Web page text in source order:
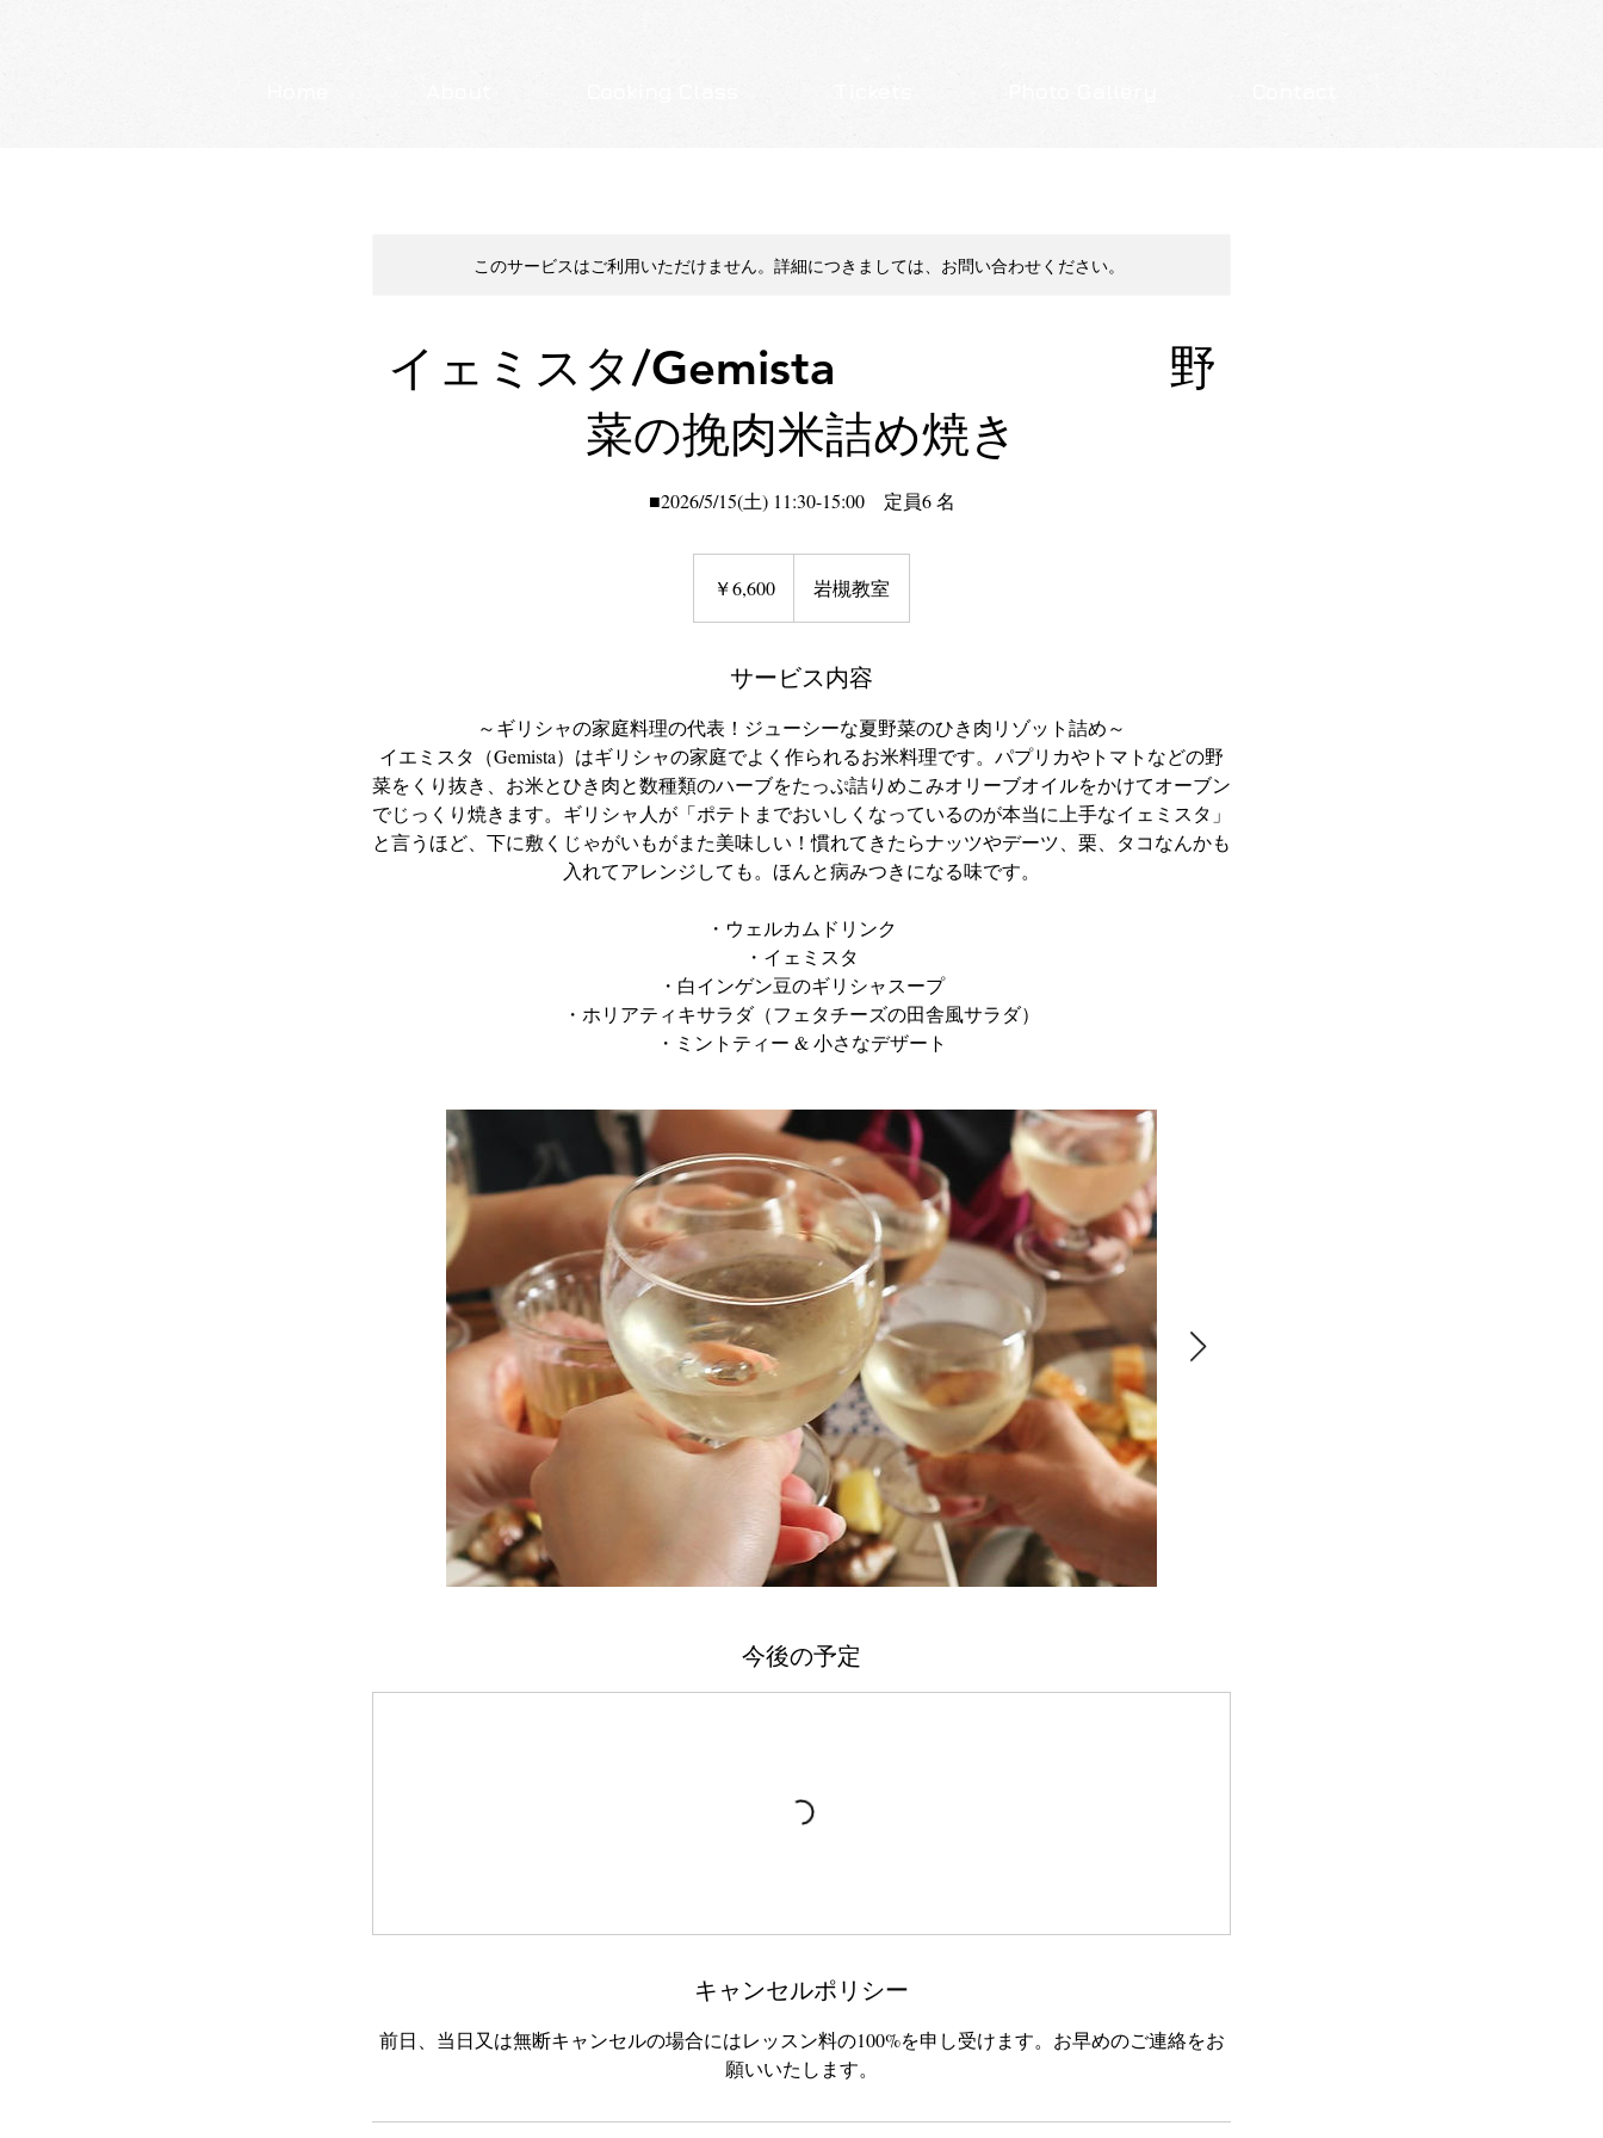
このサービスはご利用いただけません。詳細につきましては、お問い合わせください。
イェミスタ/Gemista 野
菜の挽肉米詰め焼き
■2026/5/15(土) 11:30-15:00 定員6 名
￥6,600 岩槻教室
サービス内容
～ギリシャの家庭料理の代表！ジューシーな夏野菜のひき肉リゾット詰め～
イエミスタ（Gemista）はギリシャの家庭でよく作られるお米料理です。パプリカやトマトなどの野
菜をくり抜き、お米とひき肉と数種類のハーブをたっぷ詰りめこみオリーブオイルをかけてオーブン
でじっくり焼きます。ギリシャ人が「ポテトまでおいしくなっているのが本当に上手なイェミスタ」
と言うほど、下に敷くじゃがいもがまた美味しい！慣れてきたらナッツやデーツ、栗、タコなんかも
入れてアレンジしても。ほんと病みつきになる味です。
・ウェルカムドリンク
・イェミスタ
・白インゲン豆のギリシャスープ
・ホリアティキサラダ（フェタチーズの田舎風サラダ）
・ミントティー & 小さなデザート
今後の予定
キャンセルポリシー
前日、当日又は無断キャンセルの場合にはレッスン料の100%を申し受けます。お早めのご連絡をお
願いいたします。